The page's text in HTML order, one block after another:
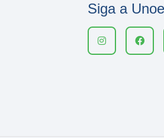
Siga a